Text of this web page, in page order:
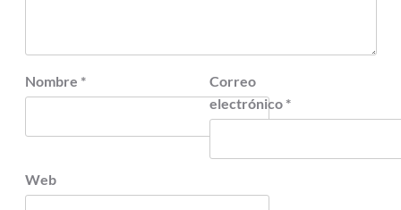
Nombre *
Correo
electrónico *
Web